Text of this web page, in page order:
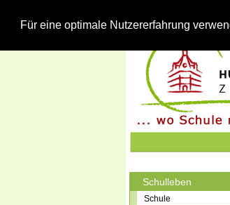
Für eine optimale Nutzererfahrung
Schulleben
Schule